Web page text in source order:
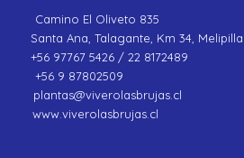
Camino El Oliveto 835
Santa Ana, Talagante, Km 34, Melipilla
+56 97767 5426 / 22 8172489
+56 9 87802509
plantas@viverolasbrujas.cl
www.viverolasbrujas.cl